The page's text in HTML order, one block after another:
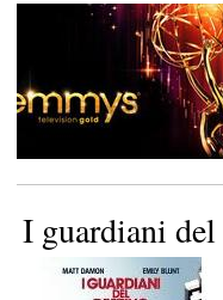
I guardiani